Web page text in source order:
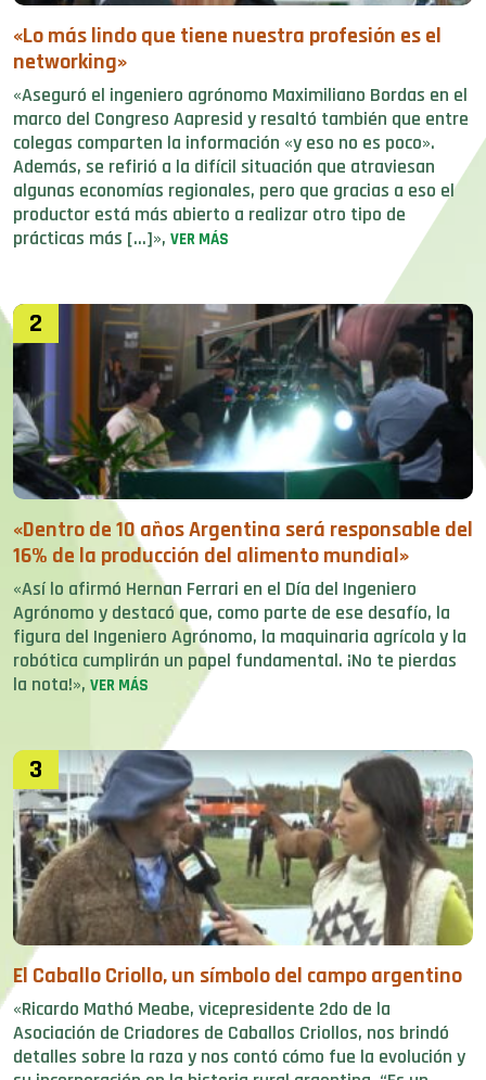
«Lo más lindo que tiene nuestra profesión es el
networking»
«Aseguró el ingeniero agrónomo Maximiliano Bordas en el
marco del Congreso Aapresid y resaltó también que entre
colegas comparten la información «y eso no es poco».
Además, se refirió a la difícil situación que atraviesan
algunas economías regionales, pero que gracias a eso el
productor está más abierto a realizar otro tipo de
prácticas más […]», VER MÁS
2
«Dentro de 10 años Argentina será responsable del
16% de la producción del alimento mundial»
«Así lo afirmó Hernan Ferrari en el Día del Ingeniero
Agrónomo y destacó que, como parte de ese desafío, la
figura del Ingeniero Agrónomo, la maquinaria agrícola y la
robótica cumplirán un papel fundamental. ¡No te pierdas
la nota!», VER MÁS
3
El Caballo Criollo, un símbolo del campo argentino
«Ricardo Mathó Meabe, vicepresidente 2do de la
Asociación de Criadores de Caballos Criollos, nos brindó
detalles sobre la raza y nos contó cómo fue la evolución y